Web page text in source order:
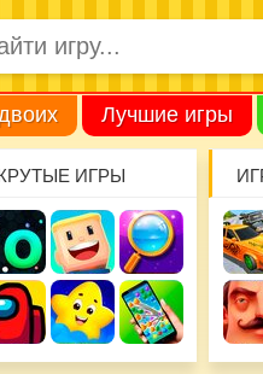
Лучшие игры
ИГРЫ